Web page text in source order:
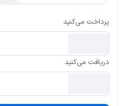
پرداخت می‌کنید
دریافت می‌کنید